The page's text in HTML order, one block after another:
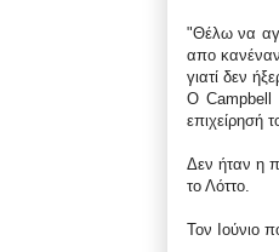
"Θέλω να
απο
γιατί δεν
Ο Campbell
επιχείρησή
Δεν ήταν η
το Λόττο.
Τον Ιούνιο